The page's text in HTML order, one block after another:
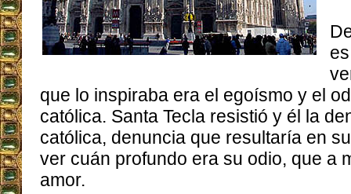
que lo inspiraba era el egoísmo y el
católica. Santa Tecla resistió y él la
católica, denuncia que resultaría en
ver cuán profundo era su odio, que a
amor.